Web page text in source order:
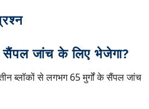
सैंपल जांच के लिए भेजेगा?
ब्लॉकों से लगभग 65 मुर्गों के सैंपल जांच